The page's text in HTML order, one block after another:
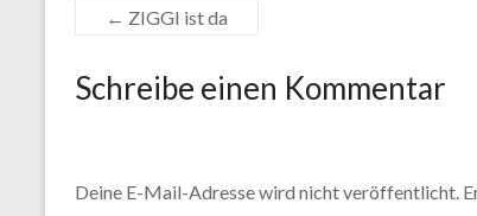
← ZIGGI ist da
Schreibe einen Kommentar
Deine E-Mail-Adresse wird nicht veröffentlicht.